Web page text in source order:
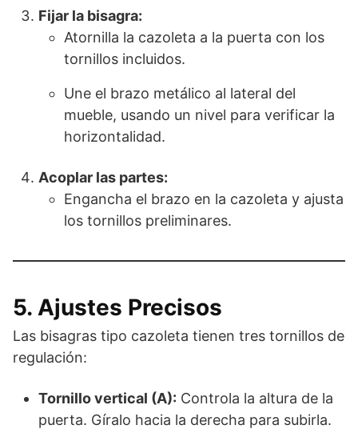
Fijar la bisagra:
Atornilla la cazoleta a la puerta con los
tornillos incluidos.
Une el brazo metálico al lateral del
mueble, usando un nivel para verificar la
horizontalidad.
Acoplar las partes:
Engancha el brazo en la cazoleta y ajusta
los tornillos preliminares.
5. Ajustes Precisos
Las bisagras tipo cazoleta tienen tres tornillos de
regulación:
Tornillo vertical (A): Controla la altura de la
puerta. Gíralo hacia la derecha para subirla.